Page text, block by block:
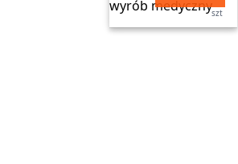
szt